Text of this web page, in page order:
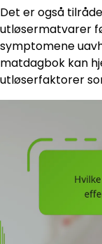
Det er også
utløsermatvarer
symptomene
matdagbok kan
utløserfaktorer